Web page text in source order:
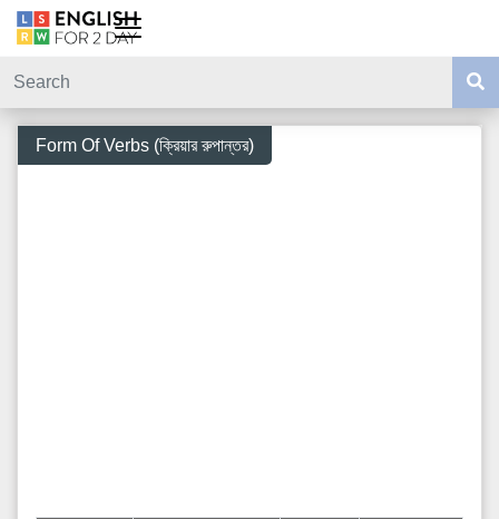
Form Of Verbs (ক্রিয়ার রুপান্তর)